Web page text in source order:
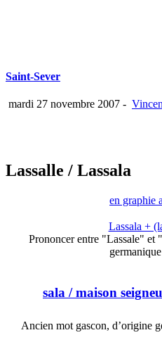
Saint-Sever
mardi 27 novembre 2007 -
Lassalle / Lassala
en graphie
Lassala +
Prononcer entre "Lassale"
sala / maison
Ancien mot gascon, d’origine